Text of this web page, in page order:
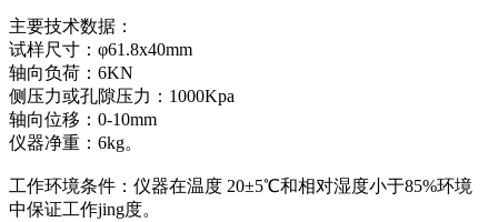
主要技术数据：
试样尺寸：φ61.8x40mm
轴向负荷：6KN
侧压力或孔隙压力：1000Kpa
轴向位移：0-10mm
仪器净重：6kg。
工作环境条件：仪器在温度 20±5℃和相对湿度小于85%环境
中保证工作jing度。